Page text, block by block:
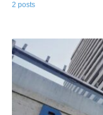
2 posts